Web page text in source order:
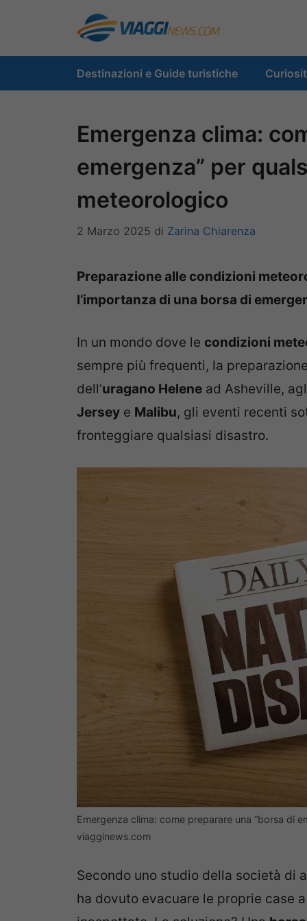
contenuto
Destinazioni e Guide turistiche
Emergenza clima:
emergenza” per
meteorologico
2 Marzo 2025 di Zarina Chiarenza
Preparazione alle condizioni
l’importanza di una borsa di
In un mondo dove le condizioni
sempre più frequenti, la
dell’uragano Helene ad Asheville,
Jersey e Malibu, gli eventi recenti
fronteggiare qualsiasi disastro.
Emergenza clima: come preparare una “borsa di
viagginews.com
Secondo uno studio della società di
ha dovuto evacuare le proprie case